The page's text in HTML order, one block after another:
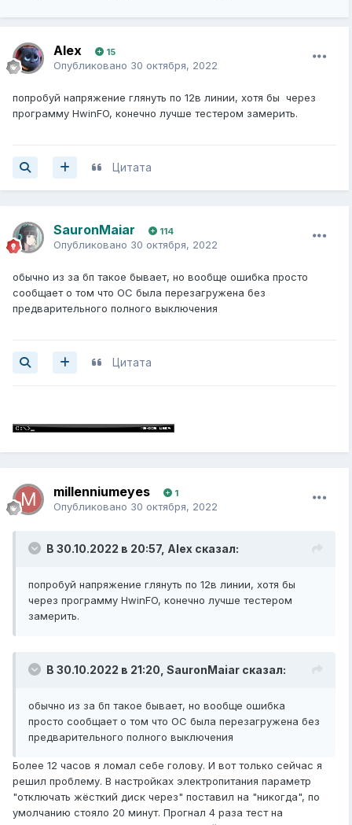
Alex 15
Опубликовано 30 октября, 2022
попробуй напряжение глянуть по 12в линии, хотя бы через
программу HwinFO, конечно лучше тестером замерить.
Цитата
SauronMaiar 114
Опубликовано 30 октября, 2022
обычно из за бп такое бывает, но вообще ошибка просто
сообщает о том что ОС была перезагружена без
предварительного полного выключения
Цитата
millenniumeyes 1
Опубликовано 30 октября, 2022
В 30.10.2022 в 20:57, Alex сказал:
попробуй напряжение глянуть по 12в линии, хотя бы
через программу HwinFO, конечно лучше тестером
замерить.
В 30.10.2022 в 21:20, SauronMaiar сказал:
обычно из за бп такое бывает, но вообще ошибка
просто сообщает о том что ОС была перезагружена без
предварительного полного выключения
Более 12 часов я ломал себе голову. И вот только сейчас я
решил проблему. В настройках электропитания параметр
"отключать жёсткий диск через" поставил на "никогда", по
умолчанию стояло 20 минут. Прогнал 4 раза тест на